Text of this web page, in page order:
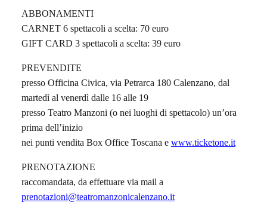
ABBONAMENTI
CARNET 6 spettacoli a scelta: 70 euro
GIFT CARD 3 spettacoli a scelta: 39 euro
PREVENDITE
presso Officina Civica, via Petrarca 180 Calenzano, dal
martedì al venerdì dalle 16 alle 19
presso Teatro Manzoni (o nei luoghi di spettacolo) un’ora
prima dell’inizio
nei punti vendita Box Office Toscana e www.ticketone.it
PRENOTAZIONE
raccomandata, da effettuare via mail a
prenotazioni@teatromanzonicalenzano.it